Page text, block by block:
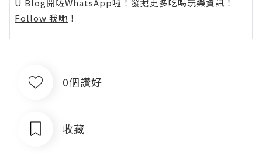
Follow 我哋 ！
0個讚好
收藏